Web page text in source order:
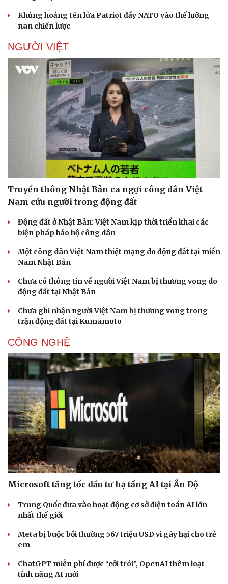
Vì cộng đồng
Chuyển đổi số
Khủng hoảng tên lửa Patriot đẩy NATO vào thế lưỡng
nan chiến lược
NGƯỜI VIỆT
Truyền thông Nhật Bản ca ngợi công dân Việt
Nam cứu người trong động đất
Động đất ở Nhật Bản: Việt Nam kịp thời triển khai các
biện pháp bảo hộ công dân
Một công dân Việt Nam thiệt mạng do động đất tại miền
Nam Nhật Bản
Chưa có thông tin về người Việt Nam bị thương vong do
động đất tại Nhật Bản
Chưa ghi nhận người Việt Nam bị thương vong trong
trận động đất tại Kumamoto
CÔNG NGHỆ
Microsoft tăng tốc đầu tư hạ tầng AI tại Ấn Độ
Trung Quốc đưa vào hoạt động cơ sở điện toán AI lớn
nhất thế giới
Meta bị buộc bồi thường 567 triệu USD vì gây hại cho trẻ
em
ChatGPT miễn phí được “cởi trói”, OpenAI thêm loạt
tính năng AI mới